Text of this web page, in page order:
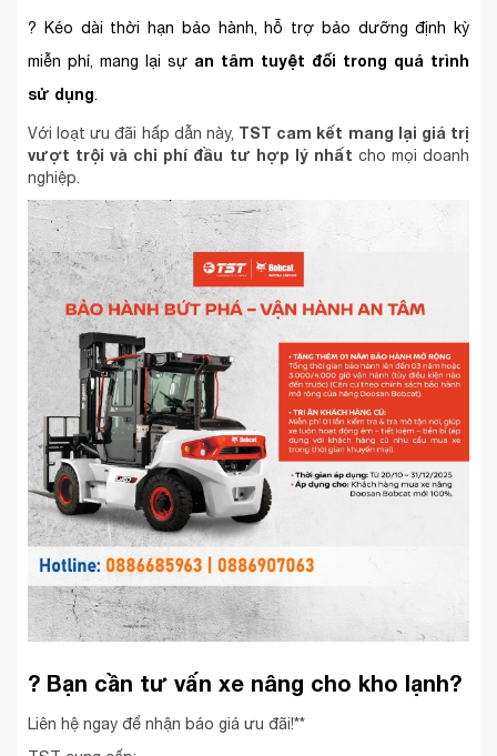
? Kéo dài thời hạn bảo hành, hỗ trợ bảo dưỡng định kỳ
miễn phí, mang lại sự an tâm tuyệt đối trong quá trình
sử dụng.
Với loạt ưu đãi hấp dẫn này, TST cam kết mang lại giá trị
vượt trội và chi phí đầu tư hợp lý nhất cho mọi doanh
nghiệp.
? Bạn cần tư vấn xe nâng cho kho lạnh?
Liên hệ ngay để nhận báo giá ưu đãi!**